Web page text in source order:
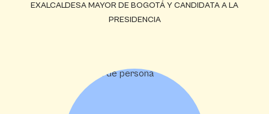
EXALCALDESA MAYOR DE BOGOTÁ Y CANDIDATA A LA
PRESIDENCIA